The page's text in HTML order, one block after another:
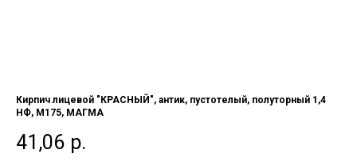
Кирпич лицевой "КРАСНЫЙ", антик, пустотелый, полуторный 1,4
НФ, М175, МАГМА
41,06 р.